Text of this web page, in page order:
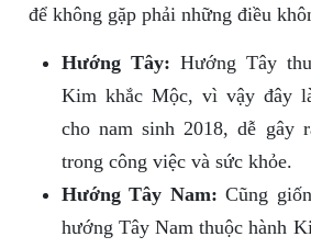
để không gặp phải những điều
Hướng Tây: Hướng Tây
Kim khắc Mộc, vì vậy đây
cho nam sinh 2018, dễ gây
trong công việc và sức khỏe.
Hướng Tây Nam: Cũng
hướng Tây Nam thuộc hành